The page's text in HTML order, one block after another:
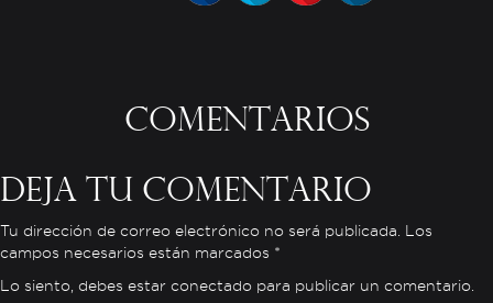
Comentarios
Deja tu comentario
Tu dirección de correo electrónico no será publicada. Los
campos necesarios están marcados *
Lo siento, debes estar conectado para publicar un comentario.